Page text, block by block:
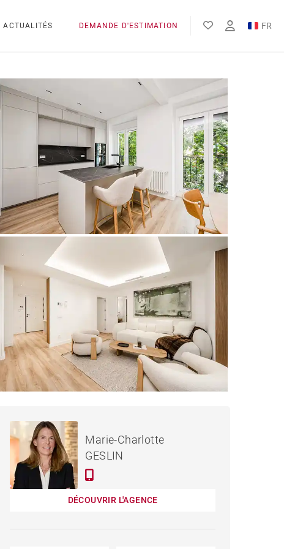
ACTUALITÉS DEMANDE D'ESTIMATION FR
EN
APPARTEMENT MADRID -
159 M²Marie-Charlotte
GESLIN
DÉCOUVRIR L'AGENCE